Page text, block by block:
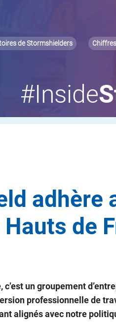
de Stormshielders
#Inside
adhère
de
c’est un groupement
professionnelle de
alignés avec notre